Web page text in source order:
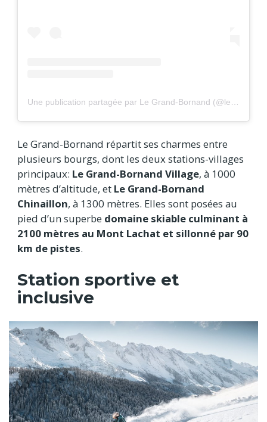
Une publication partagée par Le Grand-Bornand (@legrandbornand)
Le Grand-Bornand répartit ses charmes entre
plusieurs bourgs, dont les deux stations-villages
principaux: Le Grand-Bornand Village, à 1000
mètres d’altitude, et Le Grand-Bornand
Chinaillon, à 1300 mètres. Elles sont posées au
pied d’un superbe domaine skiable culminant à
2100 mètres au Mont Lachat et sillonné par 90
km de pistes.
Station sportive et
inclusive